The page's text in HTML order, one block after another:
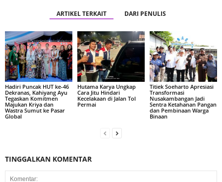
ARTIKEL TERKAIT DARI PENULIS
Hadiri Puncak HUT ke-46
Dekranas, Kahiyang Ayu
Tegaskan Komitmen
Majukan Kriya dan
Wastra Sumut ke Pasar
Global
Hutama Karya Ungkap
Cara Jitu Hindari
Kecelakaan di Jalan Tol
Permai
Titiek Soeharto Apresiasi
Transformasi
Nusakambangan Jadi
Sentra Ketahanan Pangan
dan Pembinaan Warga
Binaan
TINGGALKAN KOMENTAR